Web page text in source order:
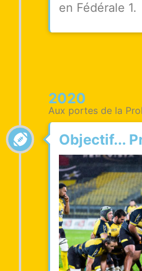
en Fédérale 1.
2020
Aux portes de la
Objectif...